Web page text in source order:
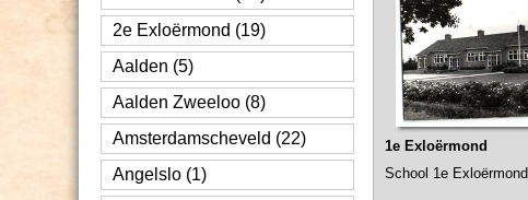
2e Exloërmond (19)
Aalden (5)
Aalden Zweeloo (8)
Amsterdamscheveld (22)
Angelslo (1)
1e Exloërmond
School 1e Exloërmond